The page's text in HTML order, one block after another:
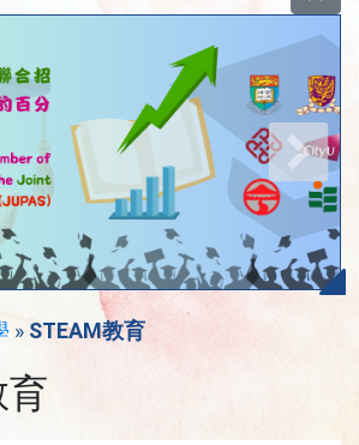
» STEAM教育
育